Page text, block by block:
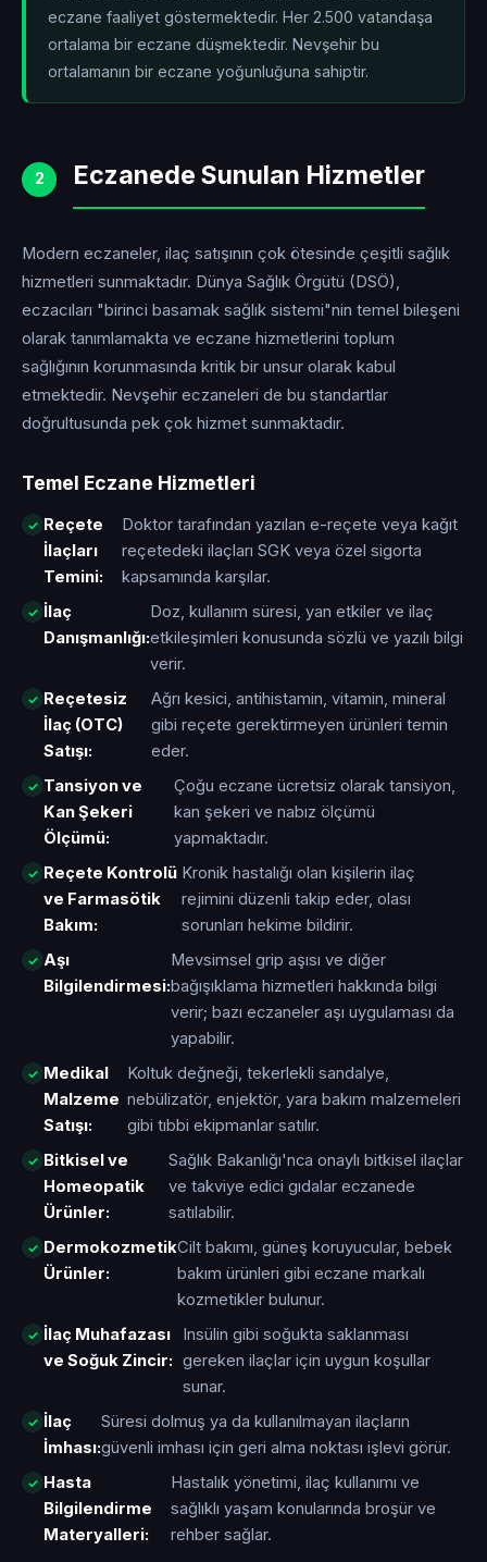
eczane faaliyet göstermektedir. Her 2.500 vatandaşa
ortalama bir eczane düşmektedir. Nevşehir bu
ortalamanın bir eczane yoğunluğuna sahiptir.
2 Eczanede Sunulan Hizmetler
Modern eczaneler, ilaç satışının çok ötesinde çeşitli sağlık
hizmetleri sunmaktadır. Dünya Sağlık Örgütü (DSÖ),
eczacıları "birinci basamak sağlık sistemi"nin temel bileşeni
olarak tanımlamakta ve eczane hizmetlerini toplum
sağlığının korunmasında kritik bir unsur olarak kabul
etmektedir. Nevşehir eczaneleri de bu standartlar
doğrultusunda pek çok hizmet sunmaktadır.
Temel Eczane Hizmetleri
Reçete
İlaçları
Temini:
Doktor tarafından yazılan e-reçete veya kağıt
reçetedeki ilaçları SGK veya özel sigorta
kapsamında karşılar.
İlaç
Danışmanlığı:
Doz, kullanım süresi, yan etkiler ve ilaç
etkileşimleri konusunda sözlü ve yazılı bilgi
verir.
Reçetesiz
İlaç (OTC)
Satışı:
Ağrı kesici, antihistamin, vitamin, mineral
gibi reçete gerektirmeyen ürünleri temin
eder.
Tansiyon ve
Kan Şekeri
Ölçümü:
Çoğu eczane ücretsiz olarak tansiyon,
kan şekeri ve nabız ölçümü
yapmaktadır.
Reçete Kontrolü
ve Farmasötik
Bakım:
Kronik hastalığı olan kişilerin ilaç
rejimini düzenli takip eder, olası
sorunları hekime bildirir.
Aşı
Bilgilendirmesi:
Mevsimsel grip aşısı ve diğer
bağışıklama hizmetleri hakkında bilgi
verir; bazı eczaneler aşı uygulaması da
yapabilir.
Medikal
Malzeme
Satışı:
Koltuk değneği, tekerlekli sandalye,
nebülizatör, enjektör, yara bakım malzemeleri
gibi tıbbi ekipmanlar satılır.
Bitkisel ve
Homeopatik
Ürünler:
Sağlık Bakanlığı'nca onaylı bitkisel ilaçlar
ve takviye edici gıdalar eczanede
satılabilir.
Dermokozmetik
Ürünler:
Cilt bakımı, güneş koruyucular, bebek
bakım ürünleri gibi eczane markalı
kozmetikler bulunur.
İlaç Muhafazası
ve Soğuk Zincir:
Insülin gibi soğukta saklanması
gereken ilaçlar için uygun koşullar
sunar.
İlaç
İmhası:
Süresi dolmuş ya da kullanılmayan ilaçların
güvenli imhası için geri alma noktası işlevi görür.
Hasta
Bilgilendirme
Materyalleri:
Hastalık yönetimi, ilaç kullanımı ve
sağlıklı yaşam konularında broşür ve
rehber sağlar.